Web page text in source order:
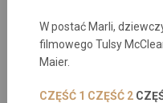
W postać Marli,
filmowego Tulsy
Maier.
CZĘŚĆ 1 CZĘŚĆ 2